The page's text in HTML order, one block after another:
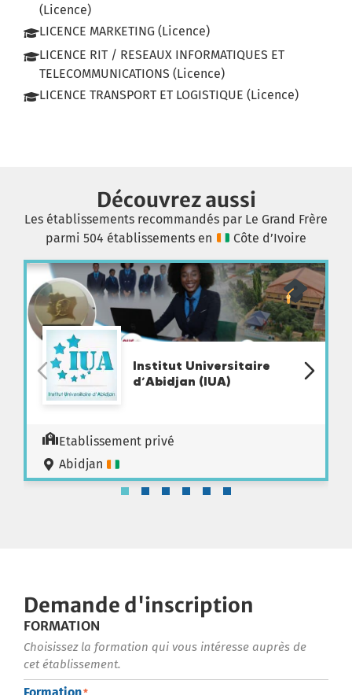
(Licence)
LICENCE MARKETING (Licence)
LICENCE RIT / RESEAUX INFORMATIQUES ET
TELECOMMUNICATIONS (Licence)
LICENCE TRANSPORT ET LOGISTIQUE (Licence)
Découvrez aussi
Les établissements recommandés par Le Grand Frère
parmi 504 établissements en
Côte d’Ivoire
Institut Universitaire
d’Abidjan (IUA)
Etablissement privé
Abidjan
Demande d'inscription
FORMATION
Choisissez la formation qui vous intéresse auprès de
cet établissement.